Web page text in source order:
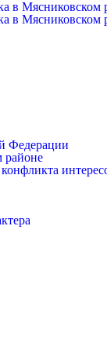
в Мясниковском
в Мясниковском
Федерации
районе